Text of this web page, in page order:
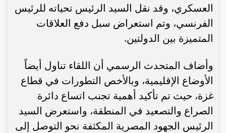
العسكري، وقد نقل السيد الرئيس تحياته للرئيس
الفرنسي، وتم استعراض سبل دفع العلاقات
المتميزة بين الدولتين.
وأضاف المتحدث الرسمي أن اللقاء تناول أيضاً
الأوضاع الإقليمية، وبالأخص التطورات في قطاع
غزة، حيث تم تأكيد أهمية تجنب اتساع دائرة
الصراع والتصعيد في المنطقة، واستعرض السيد
الرئيس الجهود المصرية المكثفة نحو التوصل إلى